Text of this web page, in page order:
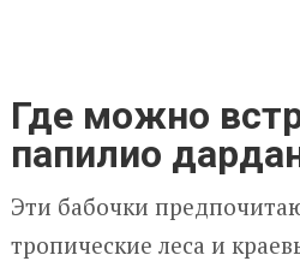
Где можно
папилио
Эти бабочки
тропические леса и